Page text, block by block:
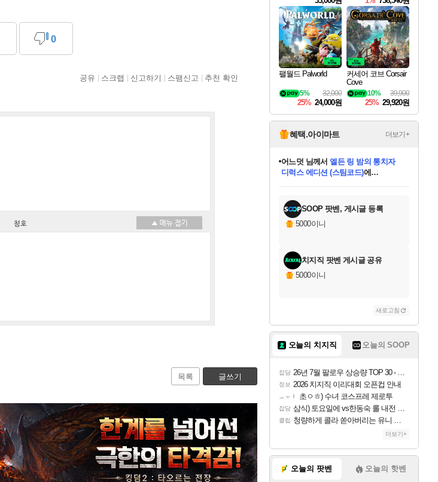
0
공유 스크랩 신고하기 스팸신고 추천 확인
칭호
목록 글쓰기
팰월드 Palworld
32,000
5%
25% 24,000원
커세어 코브 Corsair
Cove
39,900
10%
25% 29,920원
혜택.아이마트 더보기+
당첨되셨습니다.
당첨되셨습니다.
어느덧 님께서엘든 링 밤의 통치자
디럭스 에디션 (스팀코드)에
당첨되셨습니다.
에디션 (스팀코드) 를 교환.
당첨되셨습니다.
당첨되셨습니다.
당첨되셨습니다.
당첨되셨습니다.
SOOP 팟벤, 게시글 등록
5000이니
치지직 팟벤 게시글 공유
5000이니
새로고침
오늘의 치지직 오늘의 SOOP
잡담 26년 7월 팔로우 상승량 TOP 30 - 월간 치지직
정보 2026 치지직 이리대회 오픈컵 안내
ㅗㅜㅑ 초ㅇㅎ) 수녀 코스프레 제로투
잡담 삼식) 토요일에 vs한동숙 롤 내전 예정
클립 청량하게 콜라 쏟아버리는 유니 ㅋㅋㅋ
더보기+
오늘의 팟벤 오늘의 핫벤